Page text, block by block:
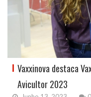
Vaxxinova destaca
Avicultor 2023